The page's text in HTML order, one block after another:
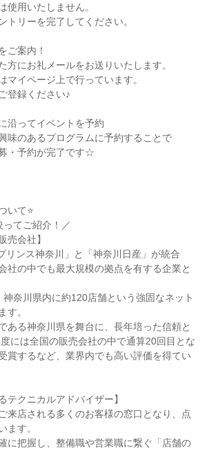
使用いたしません。
トリーを完了してください。
ご案内！
方にお礼メールをお送りいたします。
マイページ上で行っています。
登録ください♪
沿ってイベントを予約
味のあるプログラムに予約することで
・予約が完了です☆
いて⭐
てご紹介！／
売会社】
リンス神奈川」と「神奈川日産」が統合
社の中でも最大規模の拠点を有する企業と
奈川県内に約120店舗という強固なネット
す。
ある神奈川県を舞台に、長年培った信頼と
には全国の販売会社の中で通算20回目とな
賞するなど、業界内でも高い評価を得てい
テクニカルアドバイザー】
来店される多くのお客様の窓口となり、点
ます。
に把握し、整備職や営業職に繋ぐ「店舗の